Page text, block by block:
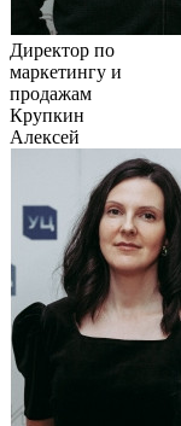
Директор по
маркетингу и
продажам
Крупкин
Алексей